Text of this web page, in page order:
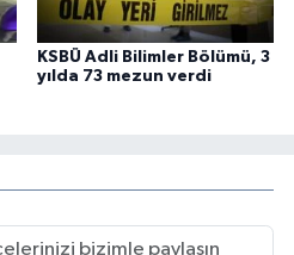
KSBÜ Adli Bilimler Bölümü, 3
yılda 73 mezun verdi